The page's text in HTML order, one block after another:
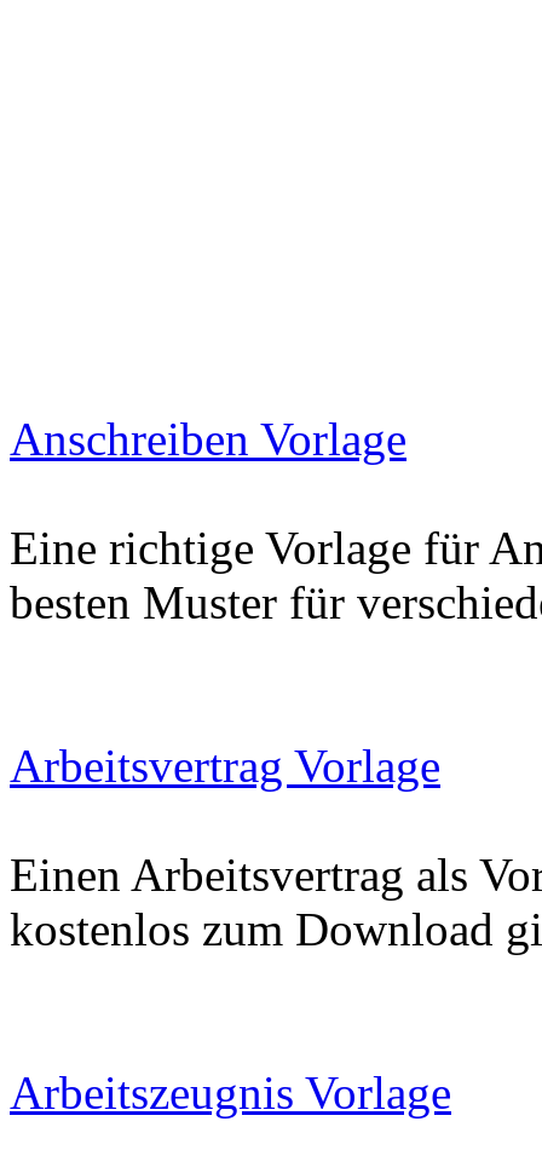
Anschreiben Vorlage
Eine richtige Vorlage für
besten Muster für
Arbeitsvertrag Vorlage
Einen Arbeitsvertrag als
kostenlos zum Download
Arbeitszeugnis Vorlage